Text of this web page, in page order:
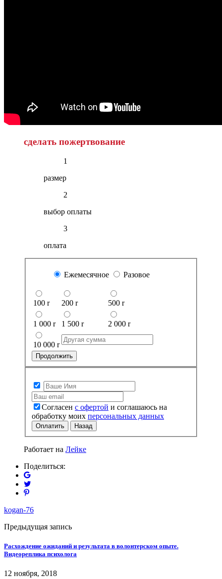
сделать пожертвование
1
размер
2
выбор оплаты
3
оплата
Ежемесячное Разовое
100 r 200 r 500 r
1 000 r 1 500 r 2 000 r
10 000 r
Продолжить
Согласен с офертой
обработку моих персональных данных
Оплатить Назад
Работает на Лейке
Поделиться:
kogan-76
Предыдущая запись
Расхождение ожиданий и результата в волонтерском опыте.
Видеореплика психолога
12 ноября, 2018